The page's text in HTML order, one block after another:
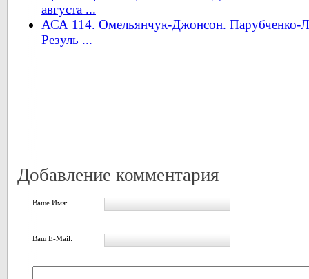
августа ...
АСА 114. Омельянчук-Джонсон. Парубченко-
Резуль ...
Добавление комментария
Ваше Имя:
Ваш E-Mail: